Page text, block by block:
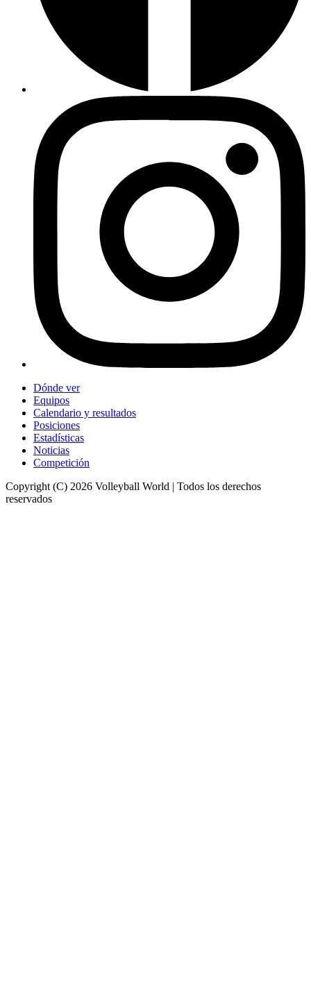
Dónde ver
Equipos
Calendario y resultados
Posiciones
Estadísticas
Noticias
Competición
Copyright (C) 2026 Volleyball World | Todos los derechos
reservados